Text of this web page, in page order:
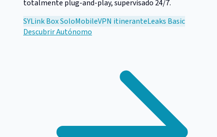
totalmente plug-and-play, supervisado 24/7.
SYLink Box SoloMobileVPN itineranteLeaks Basic
DescubrirAutónomo